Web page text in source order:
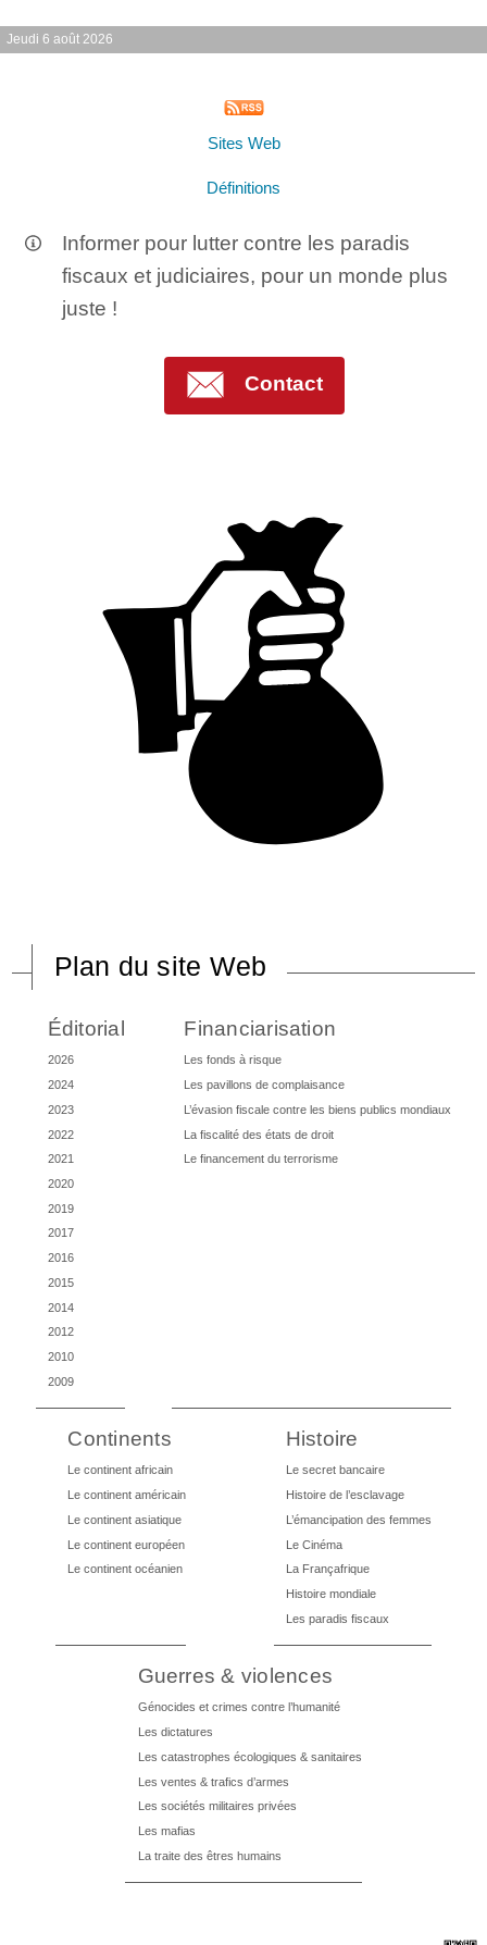
Jeudi 6 août 2026
Sites Web
Définitions
Informer pour lutter contre les paradis
fiscaux et judiciaires, pour un monde plus
juste !
Contact
Plan du site Web
Éditorial
2026
2024
2023
2022
2021
2020
2019
2017
2016
2015
2014
2012
2010
2009
Financiarisation
Les fonds à risque
Les pavillons de complaisance
L’évasion fiscale contre les biens publics mondiaux
La fiscalité des états de droit
Le financement du terrorisme
Continents
Le continent africain
Le continent américain
Le continent asiatique
Le continent européen
Le continent océanien
Histoire
Le secret bancaire
Histoire de l’esclavage
L’émancipation des femmes
Le Cinéma
La Françafrique
Histoire mondiale
Les paradis fiscaux
Guerres & violences
Génocides et crimes contre l’humanité
Les dictatures
Les catastrophes écologiques & sanitaires
Les ventes & trafics d’armes
Les sociétés militaires privées
Les mafias
La traite des êtres humains